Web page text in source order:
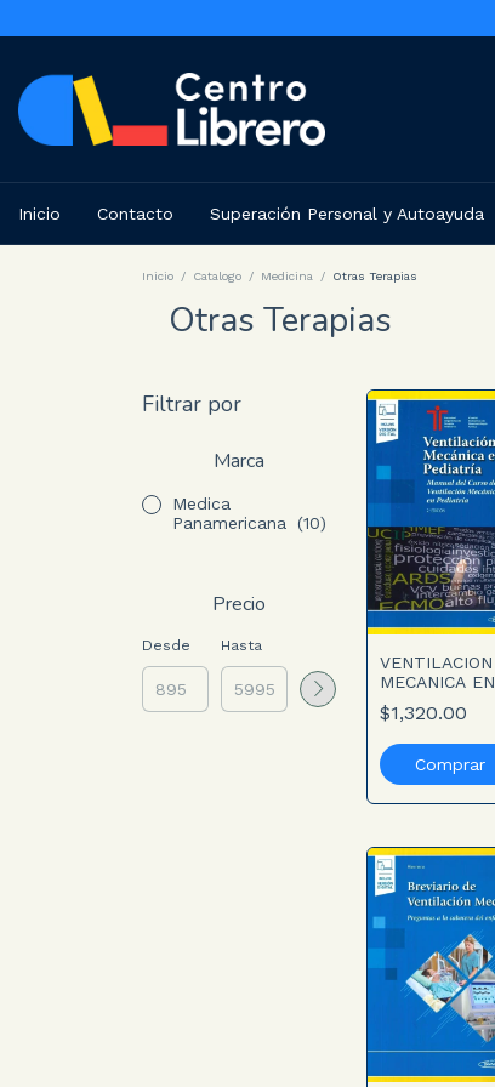
Inicio Contacto Superación Personal y Autoayuda
Inicio / Catalogo / Medicina / Otras Terapias
Otras Terapias
Filtrar por
Marca
Medica
Panamericana
(10)
Precio
Desde Hasta
VENTILACION
MECANICA EN
PEDIATRIA.
2aED. Incluye
Libro Digital
$1,320.00